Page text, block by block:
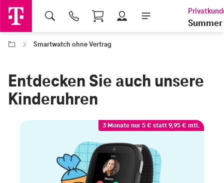
Shopping Cart
Summer
Smartwatch ohne Vertrag
Entdecken Sie auch unsere
Kinderuhren
3 Monate nur 5 € statt 9,95 € mtl.